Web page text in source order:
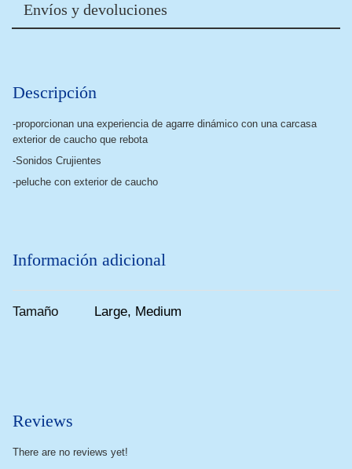
Envíos y devoluciones
Descripción
-proporcionan una experiencia de agarre dinámico con una carcasa
exterior de caucho que rebota
-Sonidos Crujientes
-peluche con exterior de caucho
Información adicional
Tamaño Large, Medium
Reviews
There are no reviews yet!